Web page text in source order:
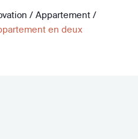
/ Appartement /
en deux